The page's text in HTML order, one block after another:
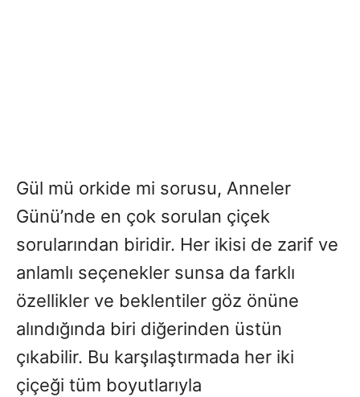
Gül mü orkide mi sorusu, Anneler
Günü’nde en çok sorulan çiçek
sorularından biridir. Her ikisi de zarif ve
anlamlı seçenekler sunsa da farklı
özellikler ve beklentiler göz önüne
alındığında biri diğerinden üstün
çıkabilir. Bu karşılaştırmada her iki
çiçeği tüm boyutlarıyla